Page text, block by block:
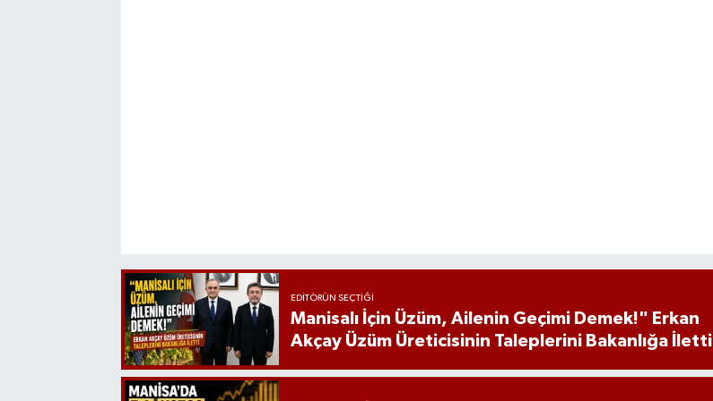
EDITÖRÜN SEÇTIĞI
Manisalı İçin Üzüm, Ailenin Geçimi Demek!" Erkan
Akçay Üzüm Üreticisinin Taleplerini Bakanlığa İletti